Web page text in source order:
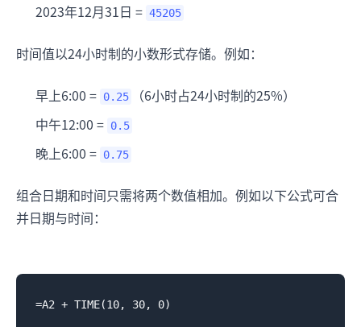
2023年12月31日 = 45205
时间值以24小时制的小数形式存储。例如：
早上6:00 = 0.25
（6小时占24小时制的25%）
中午12:00 = 0.5
晚上6:00 = 0.75
组合日期和时间只需将两个数值相加。例如以下公式可合
并日期与时间：